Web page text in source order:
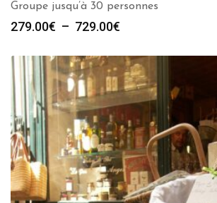
Groupe jusqu’à 30 personnes
279.00€ – 729.00€
prix :
279.00€
à
729.00€